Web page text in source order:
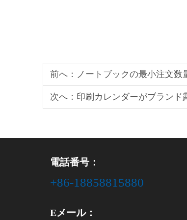
前へ： ノートブックの最小注文
次へ： 印刷カレンダーがブランド
電話番号：
+86-18858815880
Eメール：